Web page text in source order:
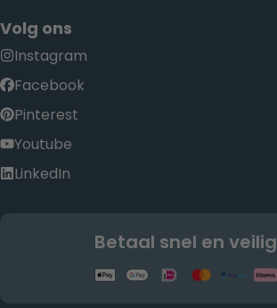
Volg ons
Instagram
Facebook
Pinterest
Youtube
LinkedIn
Betaal snel en veilig